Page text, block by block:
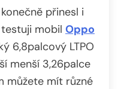
přinesl i
mobil Oppo
6,8palcový LTPO
menší 3,26palce
můžete mít různé